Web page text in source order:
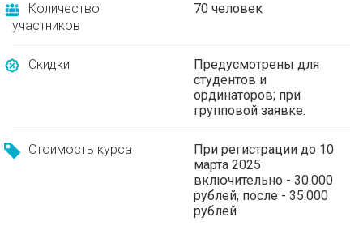
Количество
участников
70 человек
Скидки
Предусмотрены для
студентов и
ординаторов; при
групповой заявке.
Стоимость курса
При регистрации до 10
марта 2025
включительно - 30.000
рублей, после - 35.000
рублей